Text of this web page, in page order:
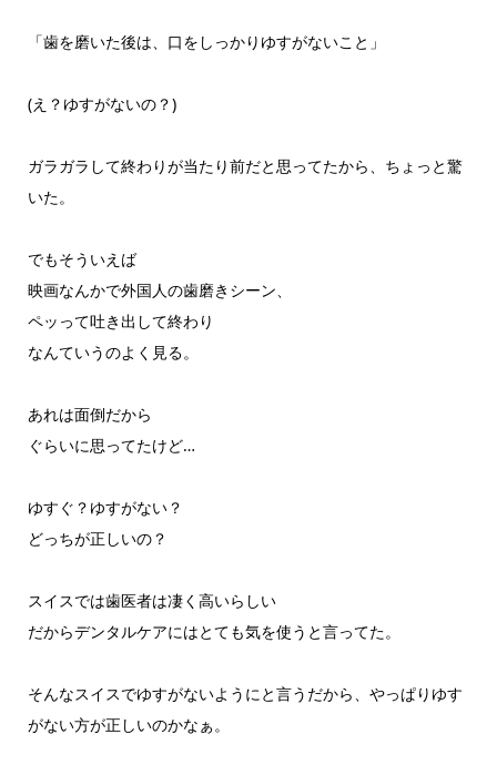
「歯を磨いた後は、口をしっかりゆすがないこと」
(え？ゆすがないの？)
ガラガラして終わりが当たり前だと思ってたから、ちょっと驚
いた。
でもそういえば
映画なんかで外国人の歯磨きシーン、
ペッって吐き出して終わり
なんていうのよく見る。
あれは面倒だから
ぐらいに思ってたけど…
ゆすぐ？ゆすがない？
どっちが正しいの？
スイスでは歯医者は凄く高いらしい
だからデンタルケアにはとても気を使うと言ってた。
そんなスイスでゆすがないようにと言うだから、やっぱりゆす
がない方が正しいのかなぁ。